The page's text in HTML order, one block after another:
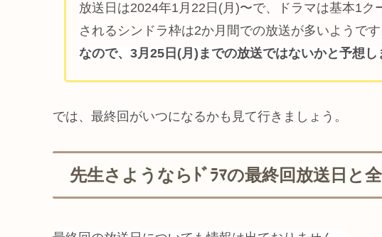
放送日は2024年1月22日(月)〜で、ドラマは基本1
されるシンドラ枠は2か月間での放送が多いようです
なので、3月25日(月)までの放送ではないかと予想し
では、最終回がいつになるかも見て行きましょう。
先生さようならﾄﾞﾗﾏの最終回放送日と